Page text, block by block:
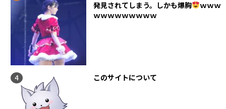
発見されてしまう。しかも爆胸
ｗｗｗ
ｗｗｗｗｗｗｗｗｗ
このサイトについて